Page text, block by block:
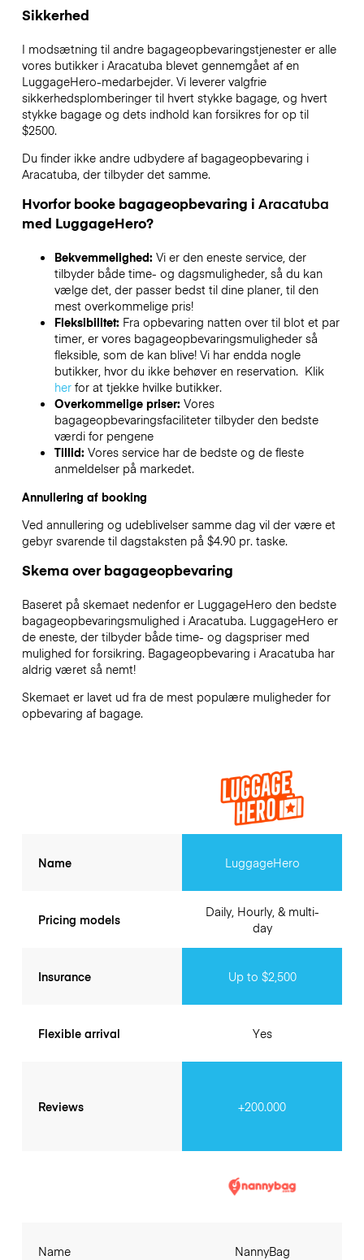
Sikkerhed
I modsætning til andre bagageopbevaringstjenesterer alle
vores butikker i Aracatuba blevet gennemgået af en
LuggageHero-medarbejder. Vi leverer valgfrie
sikkerhedsplomberinger til hvert stykke bagage, og hvert
stykke bagage og dets indhold kan forsikres for op til
$2500.
Du finder ikke andre udbydere af bagageopbevaring i
Aracatuba, der tilbyder det samme.
Hvorfor booke bagageopbevaring i Aracatuba
med LuggageHero?
Bekvemmelighed: Vi er den eneste service, der
tilbyder både time- og dagsmuligheder, så du kan
vælge det, der passer bedst til dine planer, til den
mest overkommelige pris!
Fleksibilitet: Fra opbevaring natten over til blot et par
timer, er vores bagageopbevaringsmuligheder så
fleksible, som de kan blive! Vi har endda nogle
butikker, hvor du ikke behøver en reservation. Klik
herfor at tjekke hvilke butikker.
Overkommelige priser: Vores
bagageopbevaringsfaciliteter tilbyder den bedste
værdi for pengene
Tillid: Vores service har de bedste og de fleste
anmeldelser på markedet.
Annullering af booking
Ved annullering og udeblivelser samme dag vil der være et
gebyr svarende til dagstaksten på $4.90 pr. taske.
Skema over bagageopbevaring
Baseret på skemaet nedenfor er LuggageHero den bedste
bagageopbevaringsmulighed i Aracatuba. LuggageHero er
de eneste, der tilbyder både time- og dagspriser med
mulighed for forsikring. Bagageopbevaring i Aracatuba har
aldrig været så nemt!
Skemaet er lavet ud fra de mest populære muligheder for
opbevaring af bagage.
Name
Pricing models
Insurance
Flexible arrival
Reviews
LuggageHero
Daily, Hourly, & multi-
day
Up to $2,500
Yes
+200.000
Name NannyBag